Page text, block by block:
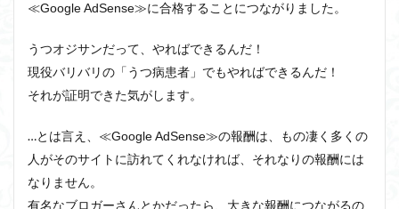
≪Google AdSense≫に合格することにつながりました。
うつオジサンだって、やればできるんだ！
現役バリバリの「うつ病患者」でもやればできるんだ！
それが証明できた気がします。
…とは言え、 ≪Google AdSense≫の報酬は、もの凄く多くの
人がそのサイトに訪れてくれなければ、それなりの報酬には
なりません。
有名なブロガーさんとかだったら、大きな報酬につながるの